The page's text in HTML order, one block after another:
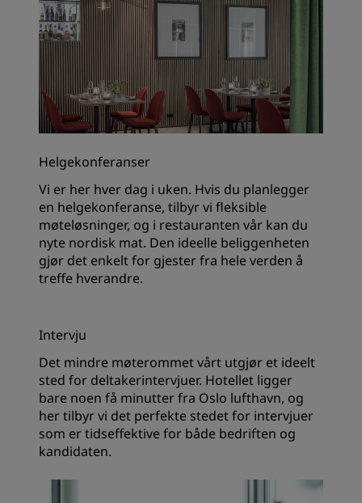
Helgekonferanser
Vi er her hver dag i uken. Hvis du planlegger
en helgekonferanse, tilbyr vi fleksible
møteløsninger, og i restauranten vår kan du
nyte nordisk mat. Den ideelle beliggenheten
gjør det enkelt for gjester fra hele verden å
treffe hverandre.
Intervju
Det mindre møterommet vårt utgjør et ideelt
sted for deltakerintervjuer. Hotellet ligger
bare noen få minutter fra Oslo lufthavn, og
her tilbyr vi det perfekte stedet for intervjuer
som er tidseffektive for både bedriften og
kandidaten.